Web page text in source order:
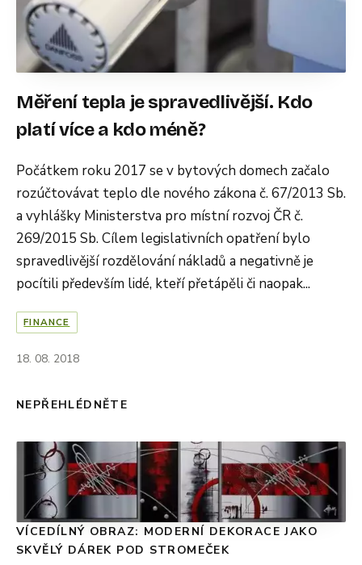
Měření tepla je spravedlivější. Kdo
platí více a kdo méně?
Počátkem roku 2017 se v bytových domech začalo
rozúčtovávat teplo dle nového zákona č. 67/2013 Sb.
a vyhlášky Ministerstva pro místní rozvoj ČR č.
269/2015 Sb. Cílem legislativních opatření bylo
spravedlivější rozdělování nákladů a negativně je
pocítili především lidé, kteří přetápěli či naopak...
FINANCE
18. 08. 2018
NEPŘEHLÉDNĚTE
VÍCEDÍLNÝ OBRAZ: MODERNÍ DEKORACE JAKO
SKVĚLÝ DÁREK POD STROMEČEK